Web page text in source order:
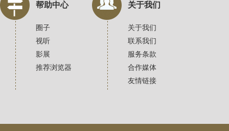
帮助中心 关于我们
圈子
视听
影展
推荐浏览器
关于我们
联系我们
服务条款
合作媒体
友情链接